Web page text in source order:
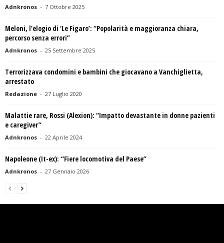
Adnkronos - 7 Ottobre 2025
Meloni, l’elogio di ‘Le Figaro’: “Popolarità e maggioranza chiara,
percorso senza errori”
Adnkronos - 25 Settembre 2025
Terrorizzava condomini e bambini che giocavano a Vanchiglietta,
arrestato
Redazione - 27 Luglio 2020
Malattie rare, Rossi (Alexion): “Impatto devastante in donne pazienti
e caregiver”
Adnkronos - 22 Aprile 2024
Napoleone (It-ex): “Fiere locomotiva del Paese”
Adnkronos - 27 Gennaio 2026